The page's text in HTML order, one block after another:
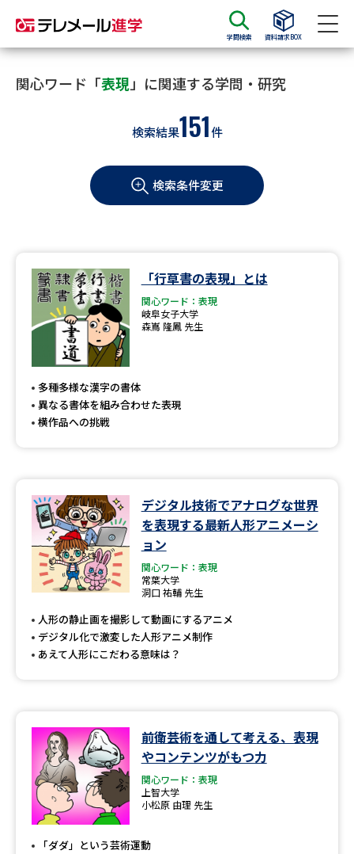
学問検索 資料請求BOX
資料請求 資料検索
大学・短大の資料種類から請求
学部・学科パンフ
過去問題集
大学・短大以外の資料から請求
専門学校の資料請求
留学・進学関連、塾・予備校
高等学校（情報）教員資格認定
大学研究
大学で学べる内容や特徴を調べる
データサイエンス特集 奨学金・特待生制度特集
デジタルパンフレット 進路の３択
新学年スタート号特集ページ
（高3生用）
関心ワード「表現」に関連する学問・研究
検索結果151件
検索条件変更
「行草書の表現」とは
関心ワード：表現
岐阜女子大学
森嶌 隆鳳 先生
多種多様な漢字の書体
異なる書体を組み合わせた表現
横作品への挑戦
デジタル技術でアナログな世界
を表現する最新人形アニメーシ
ョン
関心ワード：表現
常葉大学
洞口 祐輔 先生
人形の静止画を撮影して動画にするアニメ
デジタル化で激変した人形アニメ制作
あえて人形にこだわる意味は？
前衛芸術を通して考える、表現
やコンテンツがもつ力
関心ワード：表現
上智大学
小松原 由理 先生
「ダダ」という芸術運動